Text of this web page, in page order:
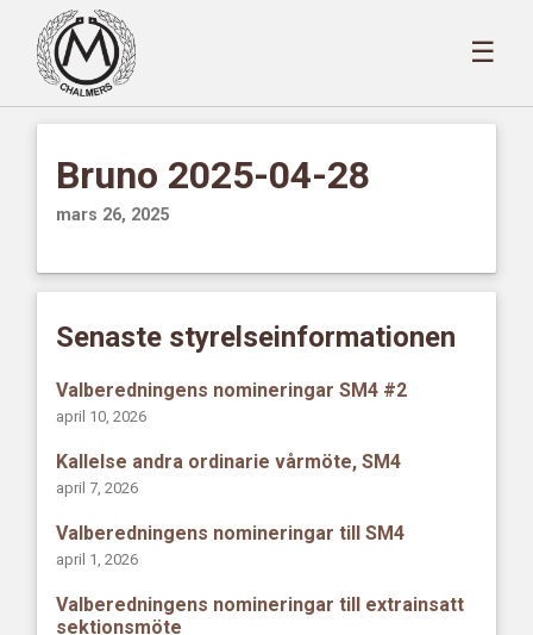
☰
Bruno 2025-04-28
mars 26, 2025
Senaste styrelseinformationen
Valberedningens nomineringar SM4 #2
april 10, 2026
Kallelse andra ordinarie vårmöte, SM4
april 7, 2026
Valberedningens nomineringar till SM4
april 1, 2026
Valberedningens nomineringar till extrainsatt
sektionsmöte